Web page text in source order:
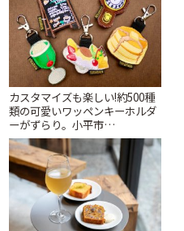
カスタマイズも楽しい!約500種
類の可愛いワッペンキーホルダ
ーがずらり。小平市
「Kimamaya T&K」 | ことりっ
ぷ